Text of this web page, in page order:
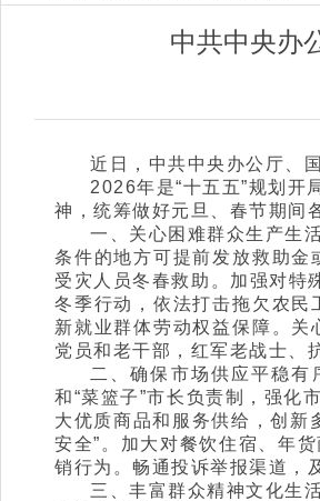
中共中央办
近日，中共中央办公厅、
2026年是“十五五”规划开
神，统筹做好元旦、春节期间
一、关心困难群众生产生
条件的地方可提前发放救助
受灾人员冬春救助。加强对特
冬季行动，依法打击拖欠农
新就业群体劳动权益保障。
党员和老干部，红军老战士、
二、确保市场供应平稳
和“菜篮子”市长负责制，强化
大优质商品和服务供给，创新
安全”。加大对餐饮住宿、年
销行为。畅通投诉举报渠道，
三、丰富群众精神文化生